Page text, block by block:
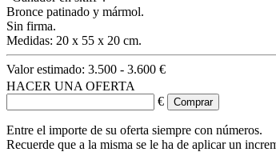
Bronce patinado y mármol.
Sin firma.
Medidas: 20 x 55 x 20 cm.
Valor estimado: 3.500 - 3.600 €
HACER UNA OFERTA
€
Entre el importe de su oferta siempre con números.
Recuerde que a la misma se le ha de aplicar un